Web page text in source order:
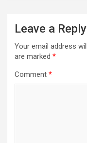
Leave a Reply
Your email address
are marked *
Comment *